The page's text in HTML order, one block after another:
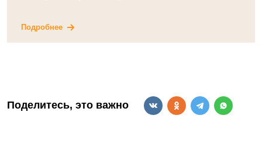
Подробнее
Поделитесь, это важно